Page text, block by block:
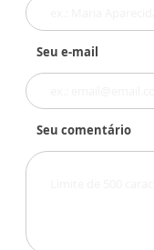
Seu e-mail
Seu comentário